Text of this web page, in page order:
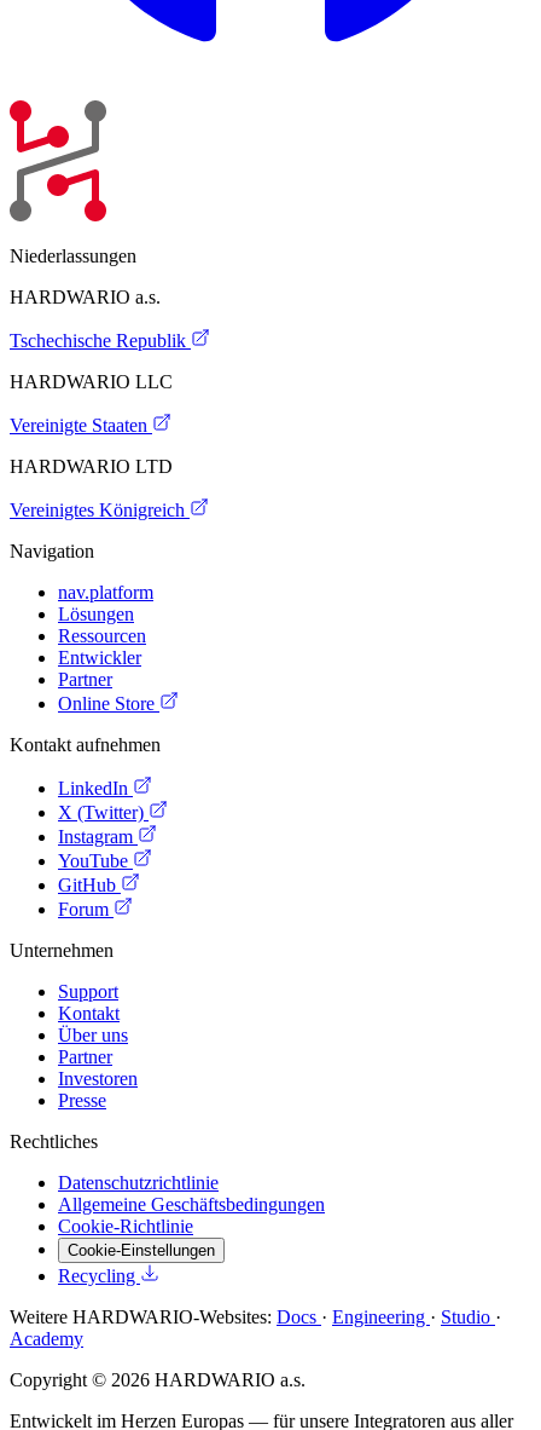
Niederlassungen
HARDWARIO a.s.
Tschechische Republik
HARDWARIO LLC
Vereinigte Staaten
HARDWARIO LTD
Vereinigtes Königreich
Navigation
nav.platform
Lösungen
Ressourcen
Entwickler
Partner
Online Store
Kontakt aufnehmen
LinkedIn
X (Twitter)
Instagram
YouTube
GitHub
Forum
Unternehmen
Support
Kontakt
Über uns
Partner
Investoren
Presse
Rechtliches
Datenschutzrichtlinie
Allgemeine Geschäftsbedingungen
Cookie-Richtlinie
Cookie-Einstellungen
Recycling
Weitere HARDWARIO-Websites: Docs · Engineering · Studio ·
Academy
Copyright © 2026 HARDWARIO a.s.
Entwickelt im Herzen Europas — für unsere Integratoren aus aller